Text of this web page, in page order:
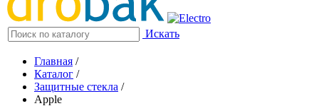
Искать
Главная /
Каталог /
Защитные стекла /
Apple